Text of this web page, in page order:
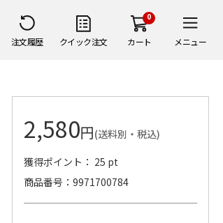
注文履歴 クイック注文
0
カート メニュー
2,580円(送料別・税込)
獲得ポイント： 25 pt
商品番号
9971700784